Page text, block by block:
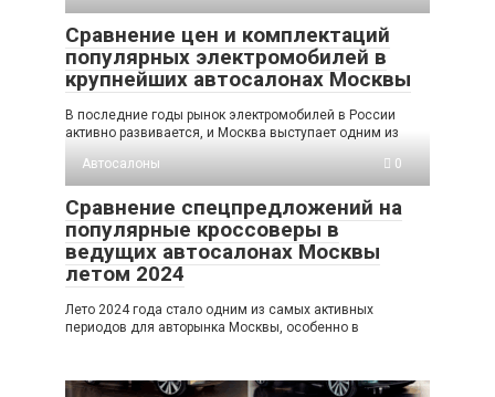
Сравнение цен и комплектаций
популярных электромобилей в
крупнейших автосалонах Москвы
В последние годы рынок электромобилей в России
активно развивается, и Москва выступает одним из
Автосалоны
0
Сравнение спецпредложений на
популярные кроссоверы в
ведущих автосалонах Москвы
летом 2024
Лето 2024 года стало одним из самых активных
периодов для авторынка Москвы, особенно в